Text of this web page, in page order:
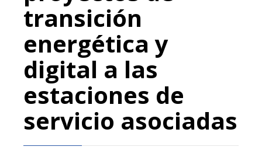
transición
energética y
digital a las
estaciones de
servicio asociadas